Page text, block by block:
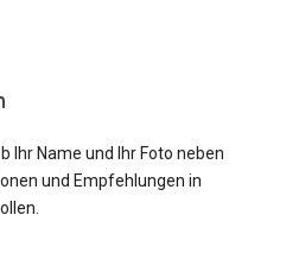
Ihr Name und Ihr Foto neben
und Empfehlungen in